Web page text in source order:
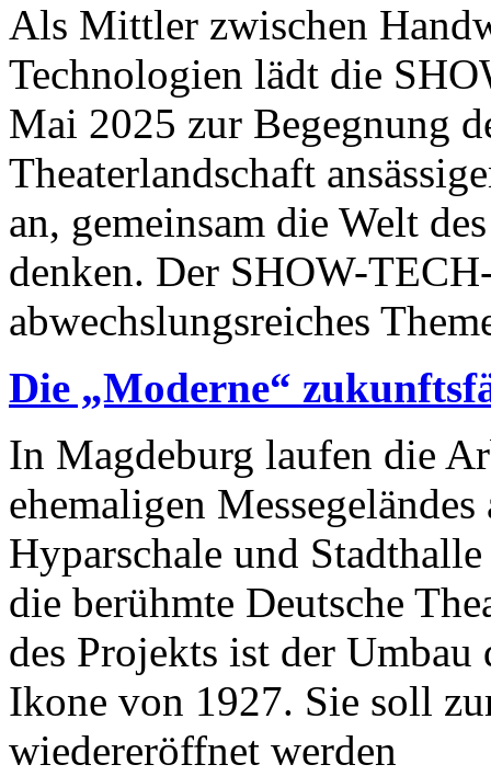
Als Mittler zwischen
Technologien lädt die
Mai 2025 zur Begegnung
Theaterlandschaft
an, gemeinsam die Welt
denken. Der SHOW-
abwechslungsreiches
Die „Moderne“
In Magdeburg laufen die
ehemaligen
Hyparschale und
die berühmte Deutsche
des Projekts ist der
Ikone von 1927. Sie soll
wiedereröffnet werden